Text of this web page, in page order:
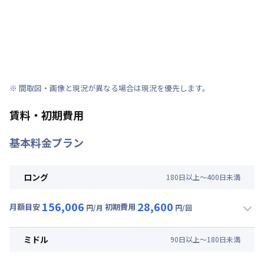
※ 間取図・画像と現況が異なる場合は現況を優先します。
賃料・初期費用
基本料金プラン
ロング 180日以上～400日未満
月額目安 156,006 円/月 初期費用 28,600 円/回
月額賃料目安(30日利用)
ミドル 90日以上～180日未満